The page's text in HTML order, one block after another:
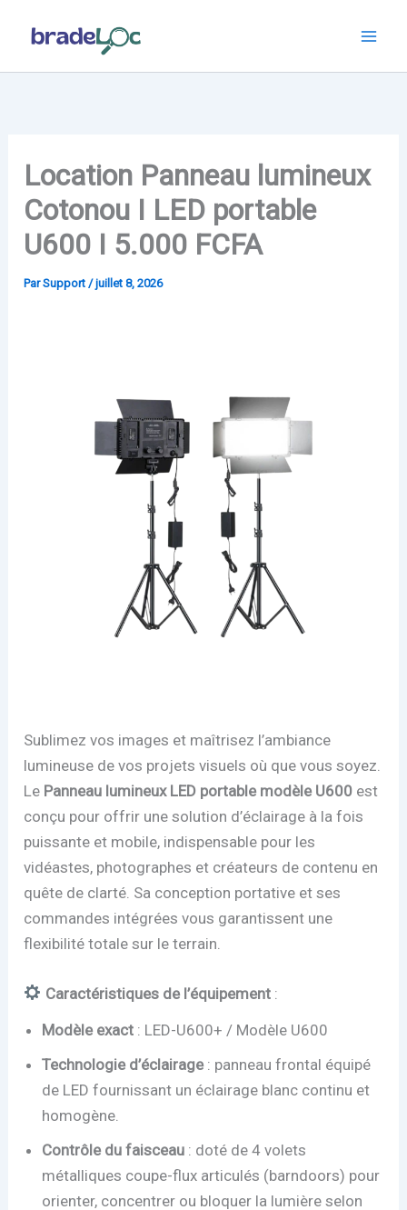
Location Panneau lumineux
Cotonou I LED portable
U600 I 5.000 FCFA
ParSupport /juillet 8, 2026
Sublimez vos images et maîtrisez l’ambiance
lumineuse de vos projets visuels où que vous soyez.
Le Panneau lumineux LED portable modèle U600 est
conçu pour offrir une solution d’éclairage à la fois
puissante et mobile, indispensable pour les
vidéastes, photographes et créateurs de contenu en
quête de clarté. Sa conception portative et ses
commandes intégrées vous garantissent une
flexibilité totale sur le terrain.
Caractéristiques de l’équipement:
Modèle exact : LED-U600+ / Modèle U600
Technologie d’éclairage: panneau frontal équipé
de LED fournissant un éclairage blanc continu et
homogène.
Contrôle du faisceau : doté de 4 volets
métalliques coupe-flux articulés (barndoors) pour
orienter, concentrer ou bloquer la lumière selon